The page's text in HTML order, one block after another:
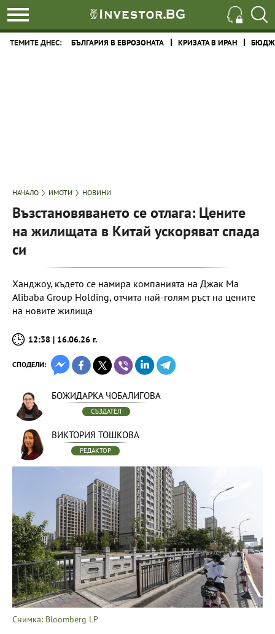
ТЕМИТЕ ДНЕС: БЪЛГАРИЯ В ЕВРОЗОНАТА КРИЗАТА В ИРАН
НАЧАЛО ИМОТИ НОВИНИ
Възстановяването се отлага: Цените
на жилищата в Китай ускоряват спада
си
Ханджоу, където се намира компанията на Джак Ма
Alibaba Group Holding, отчита най-голям ръст на цените
на новите жилища
12:38 | 16.06.26 г.
СПОДЕЛИ:
БОЖИДАРКА ЧОБАЛИГОВА
СЪЗДАТЕЛ
ВИКТОРИЯ ТОШКОВА
РЕДАКТОР
Снимка: Bloomberg LP